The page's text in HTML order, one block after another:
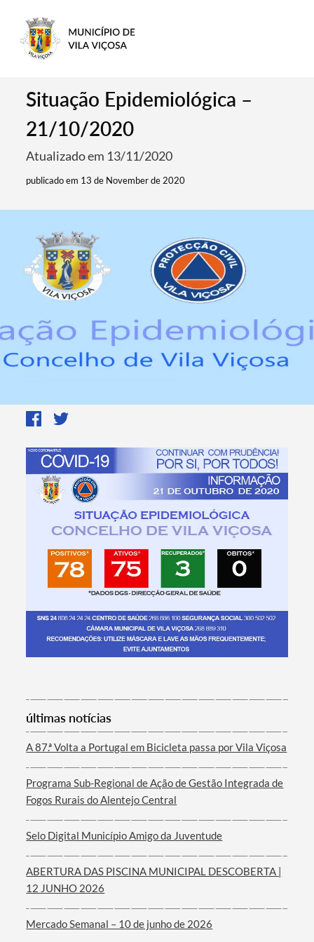
Categorias gerais
Filtros
Situação Epidemiológica –
21/10/2020
Atualizado em 13/11/2020
publicado em 13 de November de 2020
últimas notícias
A 87.ª Volta a Portugal em Bicicleta passa por Vila Viçosa
Programa Sub-Regional de Ação de Gestão Integrada de
Fogos Rurais do Alentejo Central
Selo Digital Município Amigo da Juventude
ABERTURA DAS PISCINA MUNICIPAL DESCOBERTA |
12 JUNHO 2026
Mercado Semanal – 10 de junho de 2026